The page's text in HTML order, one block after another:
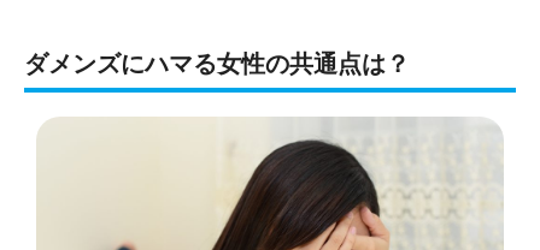
ダメンズにハマる女性の共通点は？